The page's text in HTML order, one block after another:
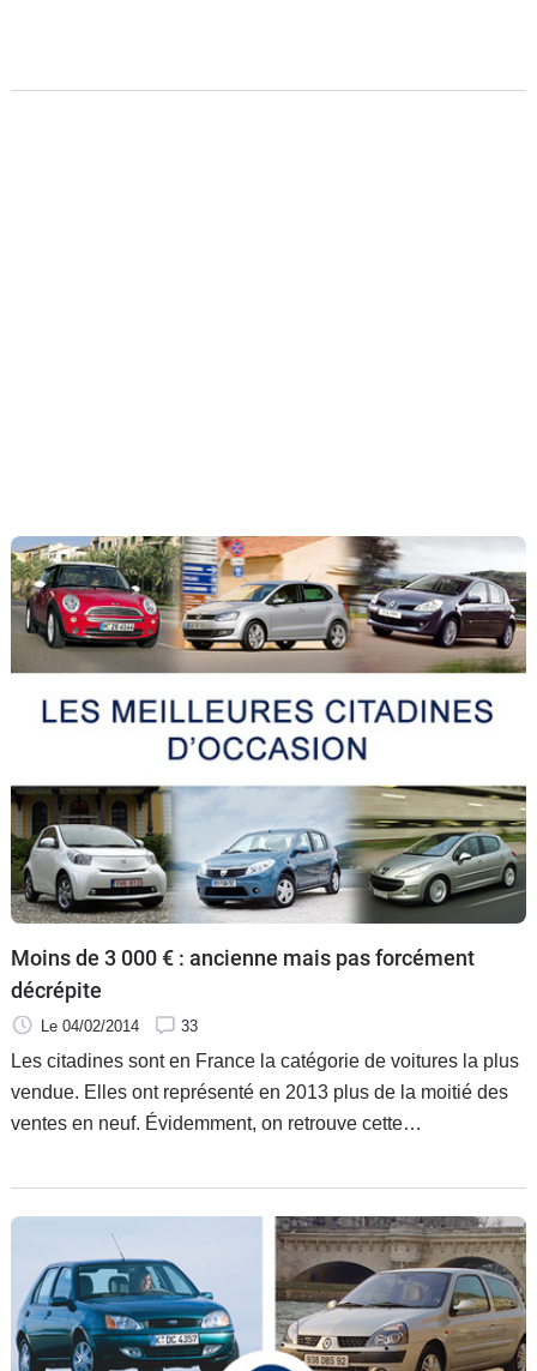
Moins de 3 000 € : ancienne mais pas forcément
décrépite
Le 04/02/2014 33
Les citadines sont en France la catégorie de voitures la plus
vendue. Elles ont représenté en 2013 plus de la moitié des
ventes en neuf. Évidemment, on retrouve cette
l'embarras du choix, et il reste difficile de faire le tri. Quelles
sont les meilleures citadines ? Pour 3 000 €, pour 6 000 €,
pour plus ? Caradisiac vous guide.